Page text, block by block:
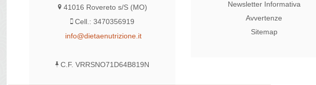
41016 Rovereto s/S (MO)
Cell.: 3470356919
info@dietaenutrizione.it
C.F. VRRSNO71D64B819N
Newsletter Informativa
Avvertenze
Sitemap